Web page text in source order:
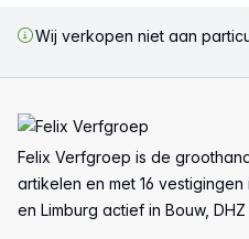
Wij verkopen niet aan
Felix Verfgroep is de
artikelen en met 16
en Limburg actief in Bouw,